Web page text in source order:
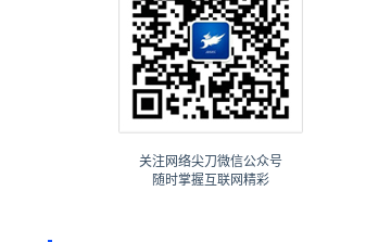
关注网络尖刀微信公众号
随时掌握互联网精彩